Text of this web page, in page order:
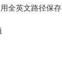
全英文路径保存